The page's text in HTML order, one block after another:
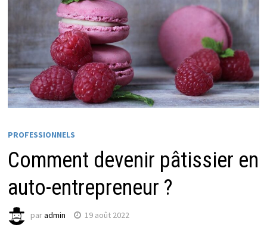
PROFESSIONNELS
Comment devenir pâtissier en
auto-entrepreneur ?
paradmin 19 août 2022